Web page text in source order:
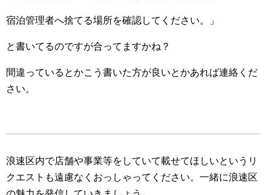
宿泊管理者へ捨てる場所を確認してください。」
と書いてるのですが合ってますかね？
間違っているとかこう書いた方が良いとかあれば連絡くだ
さい。
浪速区内で店舗や事業等をしていて載せてほしいというリ
クエストも遠慮なくおっしゃってください。一緒に浪速区